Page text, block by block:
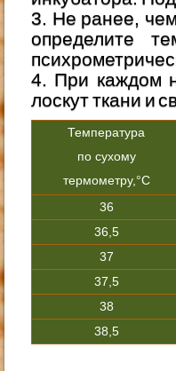
3. Не ранее,
определите
4. При каждом
лоскут ткани и
Температура
по сухому
термометру,°С
36
36,5
37
37,5
38
38,5